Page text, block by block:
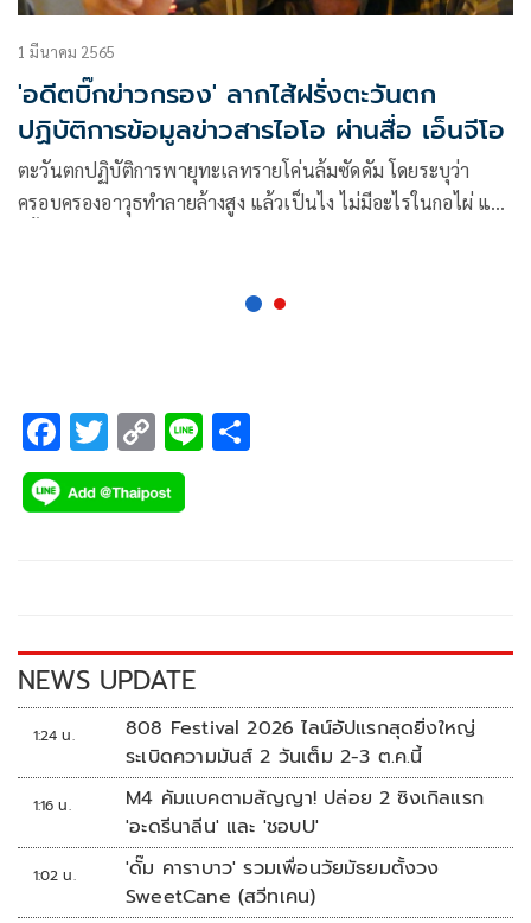
1 มีนาคม 2565
'อดีตบิ๊กข่าวกรอง' ลากไส้ฝรั่งตะวันตก
ปฏิบัติการข้อมูลข่าวสารไอโอ ผ่านสื่อ เอ็นจีโอ
ตะวันตกปฏิบัติการพายุทะเลทรายโค่นล้มซัดดัม โดยระบุว่า
ครอบครองอาวุธทำลายล้างสูง แล้วเป็นไง ไม่มีอะไรในกอไผ่ แต่
F
ac
e
k
T
wi
tt
C
o
p
k
Li
NEWS UPDATE
1:24 น.
808 Festival 2026 ไลน์อัปแรกสุดยิ่งใหญ่
ระเบิดความมันส์ 2 วันเต็ม 2-3 ต.ค.นี้
1:16 น.
M4 คัมแบคตามสัญญา! ปล่อย 2 ซิงเกิลแรก
'อะดรีนาลีน' และ 'ชอบU'
1:02 น.
'ดั๊ม คาราบาว' รวมเพื่อนวัยมัธยมตั้งวง
SweetCane (สวีทเคน)